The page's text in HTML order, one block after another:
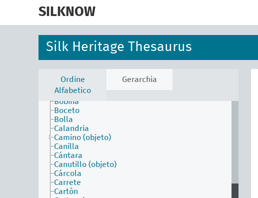
SILKNOW
Silk Heritage Thesaurus
Ordine
Alfabetico
Gerarchia
faceta agentes
faceta materiales
Arcada
Arnés
Batán
Bobina
Boceto
Bolla
Calandria
Camino (objeto)
Canilla
Cántara
Canutillo (objeto)
Cárcola
Carrete
Cartón